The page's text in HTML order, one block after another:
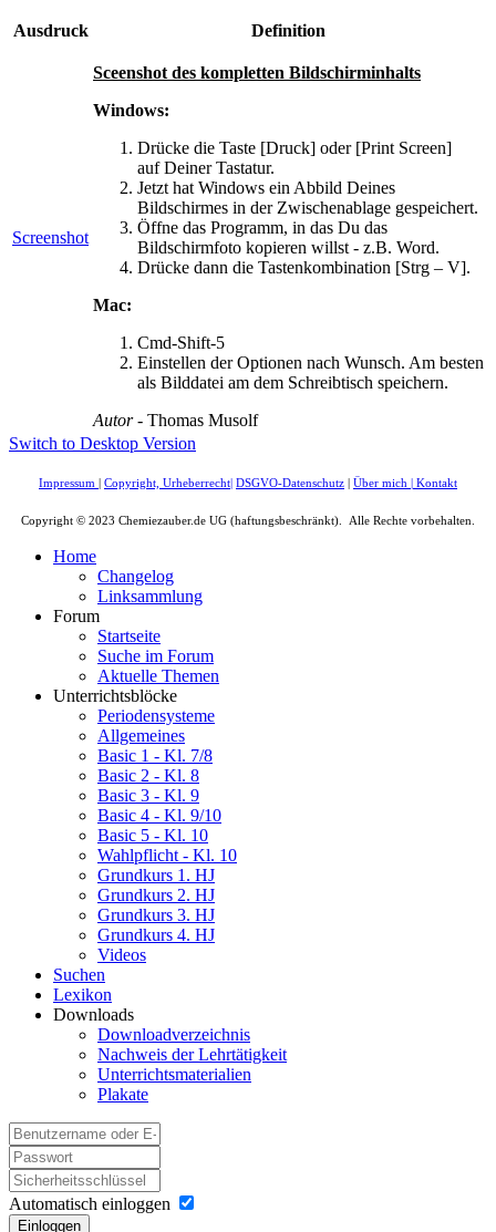
Ausdruck Definition
Screenshot
Sceenshot des kompletten Bildschirminhalts
Windows:
Drücke die Taste [Druck] oder [Print Screen]
auf Deiner Tastatur.
Jetzt hat Windows ein Abbild Deines
Bildschirmes in der Zwischenablage gespeichert.
Öffne das Programm, in das Du das
Bildschirmfoto kopieren willst - z.B. Word.
Drücke dann die Tastenkombination [Strg – V].
Mac:
Cmd-Shift-5
Einstellen der Optionen nach Wunsch. Am besten
als Bilddatei am dem Schreibtisch speichern.
Autor- Thomas Musolf
Switch to Desktop Version
Impressum Copyright, Urheberrecht DSGVO-Datenschutz Über mich Kontakt
Copyright © 2023 Chemiezauber.de UG (haftungsbeschränkt). Alle Rechte vorbehalten.
Home
Changelog
Linksammlung
Forum
Startseite
Suche im Forum
Aktuelle Themen
Unterrichtsblöcke
Periodensysteme
Allgemeines
Basic 1 - Kl. 7/8
Basic 2 - Kl. 8
Basic 3 - Kl. 9
Basic 4 - Kl. 9/10
Basic 5 - Kl. 10
Wahlpflicht - Kl. 10
Grundkurs 1. HJ
Grundkurs 2. HJ
Grundkurs 3. HJ
Grundkurs 4. HJ
Videos
Suchen
Lexikon
Downloads
Downloadverzeichnis
Nachweis der Lehrtätigkeit
Unterrichtsmaterialien
Plakate
Automatisch einloggen
Einloggen